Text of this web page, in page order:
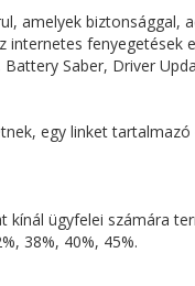
amelyek biztonsággal,
fenyegetések
Saber, Driver
egy linket
kínál ügyfelei számára
38%, 40%, 45%.